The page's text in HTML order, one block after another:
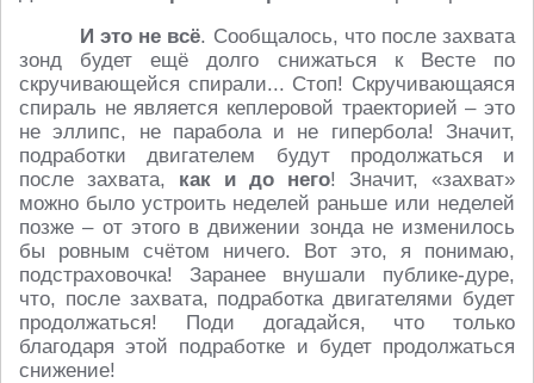
И это не всё. Сообщалось, что после захвата
зонд будет ещё долго снижаться к Весте по
скручивающейся спирали... Стоп! Скручивающаяся
спираль не является кеплеровой траекторией – это
не эллипс, не парабола и не гипербола! Значит,
подработки двигателем будут продолжаться и
после захвата, как и до него! Значит, «захват»
можно было устроить неделей раньше или неделей
позже – от этого в движении зонда не изменилось
бы ровным счётом ничего. Вот это, я понимаю,
подстраховочка! Заранее внушали публике-дуре,
что, после захвата, подработка двигателями будет
продолжаться! Поди догадайся, что только
благодаря этой подработке и будет продолжаться
снижение!